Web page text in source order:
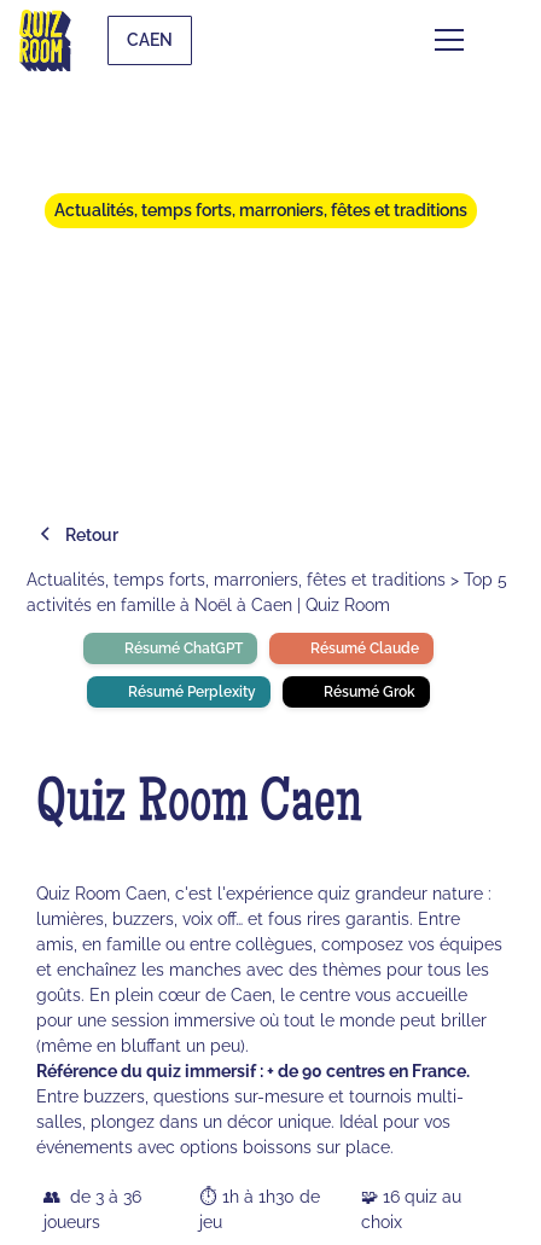
CAEN
Actualités, temps forts, marroniers, fêtes et traditions
Retour
Actualités, temps forts, marroniers, fêtes et traditions > Top 5
activités en famille à Noël à Caen | Quiz Room
Résumé ChatGPT Résumé Claude
Résumé Perplexity Résumé Grok
Quiz Room Caen
Quiz Room Caen, c'est l'expérience quiz grandeur nature :
lumières, buzzers, voix off… et fous rires garantis. Entre
amis, en famille ou entre collègues, composez vos équipes
et enchaînez les manches avec des thèmes pour tous les
goûts. En plein cœur de Caen, le centre vous accueille
pour une session immersive où tout le monde peut briller
(même en bluffant un peu).
Référence du quiz immersif : + de 90 centres en France.
Entre buzzers, questions sur-mesure et tournois multi-
salles, plongez dans un décor unique. Idéal pour vos
événements avec options boissons sur place.
👥 de 3 à 36
joueurs
⏱️ 1h à 1h30 de
jeu
🧩 16 quiz au
choix